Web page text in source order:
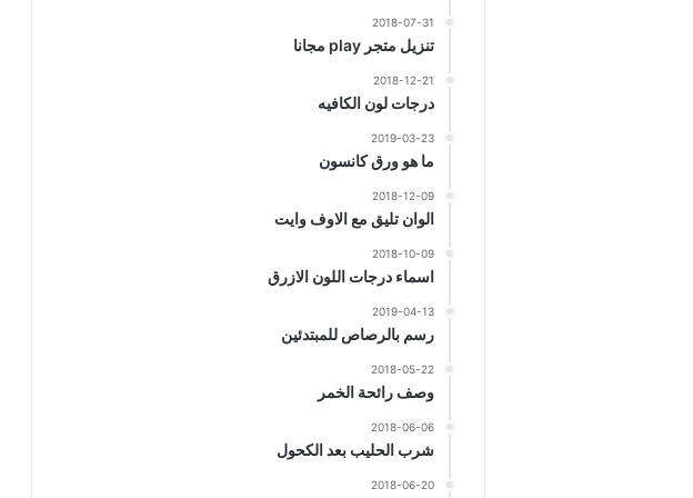
2018-07-31
تنزيل متجر play مجانا
2018-12-21
درجات لون الكافيه
2019-03-23
ما هو ورق كانسون
2018-12-09
الوان تليق مع الاوف وايت
2018-10-09
اسماء درجات اللون الازرق
2019-04-13
رسم بالرصاص للمبتدئين
2018-05-22
وصف رائحة الخمر
2018-06-06
شرب الحليب بعد الكحول
2018-06-20